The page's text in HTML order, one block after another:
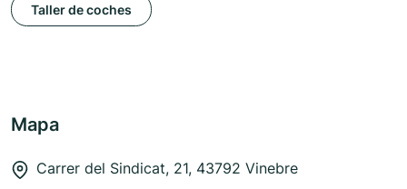
Taller de coches
Mapa
Carrer del Sindicat, 21, 43792 Vinebre